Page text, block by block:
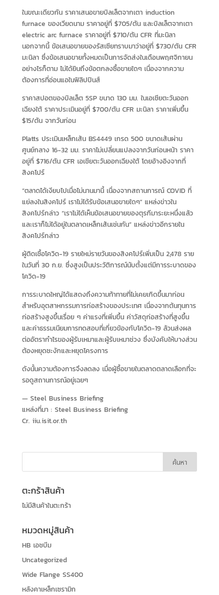
ในขณะเดียวกัน ราคาเสนอขายบิลเล็ตจากเตา induction
furnace ของเวียดนาม ราคาอยู่ที่ $705/ตัน และบิลเล็ตจากเตา
electric arc furnace ราคาอยู่ที่ $710/ตัน CFR ที่มะนิลา
นอกจากนี้ ข้อเสนอขายของรัสเซียทราบมาว่าอยู่ที่ $730/ตัน CFR
มะนิลา ซึ่งข้อเสนอขายทั้งหมดเป็นการจัดส่งในเดือนพฤศจิกายน
อย่างไรก็ตาม ไม่ได้ยินถึงข้อตกลงซื้อขายใดๆ เนื่องจากความ
ต้องการที่อ่อนแอในฟิลิปปินส์
ราคาสปอตของบิลเล็ต 5SP ขนาด 130 มม. ในเอเชียตะวันออก
เฉียงใต้ ราคาประเมินอยู่ที่ $700/ตัน CFR มะนิลา ราคาเพิ่มขึ้น
$15/ตัน จากวันก่อน
Platts ประเมินเหล็กเส้น BS4449 เกรด 500 ขนาดเส้นผ่าน
ศูนย์กลาง 16-32 มม. ราคาไม่เปลี่ยนแปลงจากวันก่อนหน้า ราคา
อยู่ที่ $716/ตัน CFR เอเชียตะวันออกเฉียงใต้ โดยอ้างอิงจากที่
สิงคโปร์
“ตลาดได้เงียบไปเมื่อไม่นานมานี้ เนื่องจากสถานการณ์ COVID ที่
แย่ลงในสิงคโปร์ เราไม่ได้รับข้อเสนอขายใดๆ” แหล่งข่าวใน
สิงคโปร์กล่าว “เราไม่ได้เห็นข้อเสนอขายของตุรกีมาระยะหนึ่งแล้ว
และเราก็ไม่ได้อยู่ในตลาดเหล็กเส้นเช่นกัน” แหล่งข่าวอีกรายใน
สิงคโปร์กล่าว
ผู้ติดเชื้อโควิด-19 รายใหม่รายวันของสิงคโปร์เพิ่มเป็น 2,478 ราย
ในวันที่ 30 ก.ย. ซึ่งสูงเป็นประวัติการณ์นับตั้งแต่มีการระบาดของ
โควิด-19
การระบาดใหญ่ได้แสดงถึงความท้าทายที่ไม่เคยเกิดขึ้นมาก่อน
สำหรับอุตสาหกรรมการก่อสร้างของประเทศ เนื่องจากต้นทุนการ
ก่อสร้างสูงขึ้นเรื่อย ๆ ค่าแรงที่เพิ่มขึ้น ค่าวัสดุก่อสร้างที่สูงขึ้น
และค่าธรรมเนียมการทดสอบที่เกี่ยวข้องกับโควิด-19 ล้วนส่งผล
ต่ออัตรากำไรของผู้รับเหมาและผู้รับเหมาช่วง ซึ่งบังคับให้บางส่วน
ต้องหยุดชะงักและหยุดโครงการ
ดังนั้นความต้องการจึงลดลง เมื่อผู้ซื้อขายในตลาดตลาดเลือกที่จะ
รอดูสถานการณ์อยู่เฉยๆ
— Steel Business Briefing
แหล่งที่มา : Steel Business Briefing
Cr. iiu.isit.or.th
ตะกร้าสินค้า
ไม่มีสินค้าในตะกร้า
หมวดหมู่สินค้า
HB เอชบีม
Uncategorized
Wide Flange SS400
หลังคาเหล็กเซรามิก